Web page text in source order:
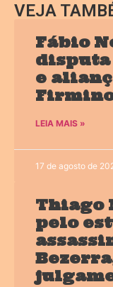
VEJA
Fábio
disputa
e
LEIA MAIS »
17 de agosto de
Thiago
pelo